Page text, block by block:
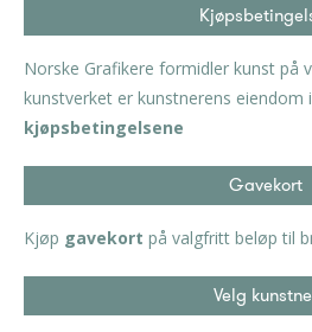
Norske Grafikere formidler kunst på
kunstverket er kunstnerens eiendom
kjøpsbetingelsene
Gavekort
Kjøp gavekort på valgfritt beløp til
Velg